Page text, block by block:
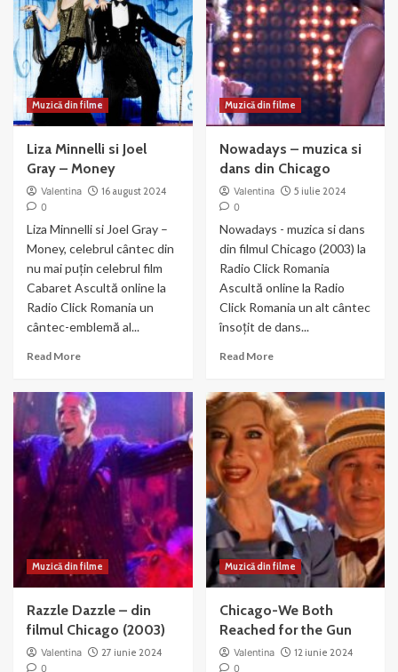
Muzică din filme
Liza Minnelli si Joel
Gray – Money
Valentina
16 august 2024
0
Liza Minnelli si Joel Gray –
Money, celebrul cântec din
nu mai puțin celebrul film
Cabaret Ascultă online la
Radio Click Romania un
cântec-emblemă al...
Read MoreRead
Liza
Minnelli
si
Joel
Gray
–
Muzică din filme
Nowadays – muzica si
dans din Chicago
Valentina
5 iulie 2024
0
Nowadays - muzica si dans
din filmul Chicago (2003) la
Radio Click Romania
Ascultă online la Radio
Click Romania un alt cântec
însoțit de dans...
Read MoreRead
Nowadays
–
muzica
si
dans
din
Chicago
Muzică din filme
Razzle Dazzle – din
filmul Chicago (2003)
Valentina
27 iunie 2024
0
Muzică din filme
Chicago-We Both
Reached for the Gun
Valentina
12 iunie 2024
0